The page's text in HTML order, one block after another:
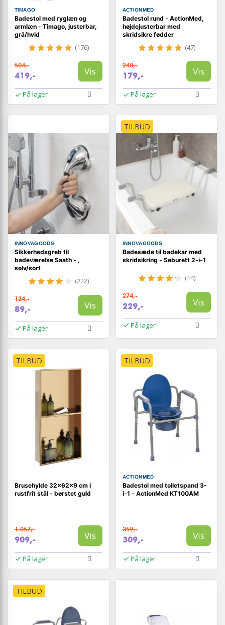
TIMAGO
Badestol med ryglæn og
armlæn - Timago, justerbar,
grå/hvid
(176)
504,-
419,- Vis
På lager
ACTIONMED
Badestol rund - ActionMed,
højdejusterbar med
skridsikre fødder
(47)
240,-
179,- Vis
På lager
INNOVAGOODS
Sikkerhedsgreb til
badeværelse Saath - ,
sølv/sort
(222)
124,-
89,- Vis
På lager
TILBUD
INNOVAGOODS
Badesæde til badekar med
skridsikring - Seburett 2-i-1
(14)
274,-
229,- Vis
På lager
TILBUD
Brusehylde 32×62×9 cm i
rustfrit stål - børstet guld
1.057,-
909,- Vis
På lager
TILBUD
ACTIONMED
Badestol med toiletspand 3-
i-1 - ActionMed KT100AM
359,-
309,- Vis
På lager
TILBUD